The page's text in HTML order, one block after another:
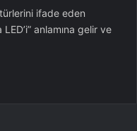
ifade eden
anlamına gelir ve